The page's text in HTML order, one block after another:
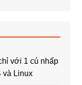
với 1 cú nhấp
và Linux